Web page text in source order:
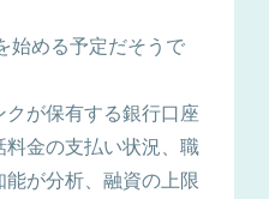
始める予定だそうで
が保有する銀行口座
金の支払い状況、職
が分析、融資の上限